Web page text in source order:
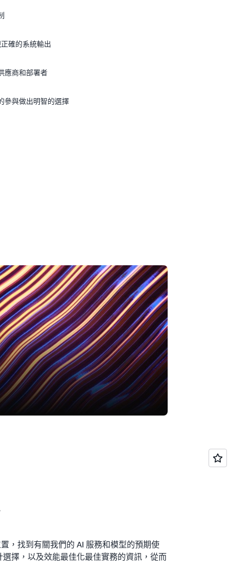
確的系統輸出
應商和部署者
參與做出明智的選擇
，找到有關我們的 AI 服務和模型的預期使
擇，以及效能最佳化最佳實務的資訊，從而